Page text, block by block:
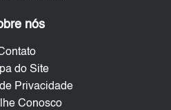
nós
do Site
Privacidade
Conosco